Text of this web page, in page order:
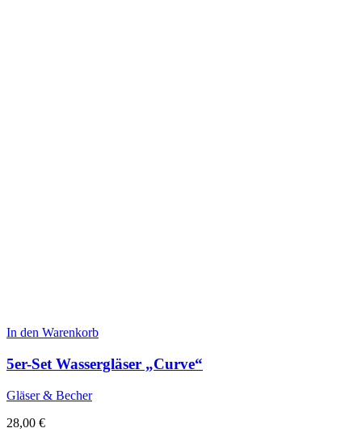
In den Warenkorb
5er-Set Wassergläser „Curve“
Gläser & Becher
28,00 €